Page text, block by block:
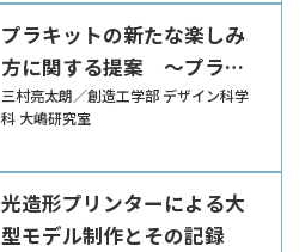
プラキットの新たな楽しみ
方に関する提案 ～プラモ
人口を増やしたい～
三村亮太朗／創造工学部 デザイン科学
科 大嶋研究室
光造形プリンターによる大
型モデル制作とその記録